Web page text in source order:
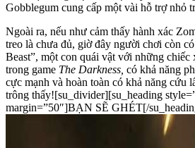
Gobblegum cung cấp một vài hỗ trợ nhỏ
Ngoài ra, nếu như cảm thấy hành xác
treo là chưa đủ, giờ đây người chơi còn
Beast”, một con quái vật với những
trong game The Darkness, có khả năng
cực mạnh và hoàn toàn có khả năng cứu
trông thấy![su_divider][su_heading
margin=”50″]BẠN SẼ GHÉT[/